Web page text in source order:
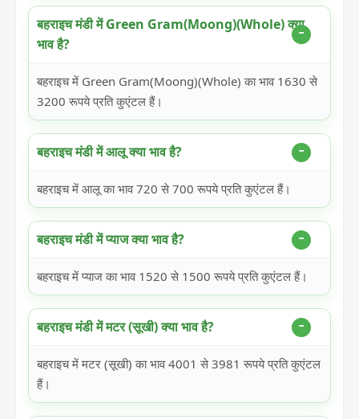
बहराइच मंडी में Green Gram(Moong)(Whole) क्या
भाव है?
बहराइच में Green Gram(Moong)(Whole) का भाव 1630 से
3200 रूपये प्रति कुएंटल हैं।
बहराइच मंडी में आलू क्या भाव है?
बहराइच में आलू का भाव 720 से 700 रूपये प्रति कुएंटल हैं।
बहराइच मंडी में प्याज क्या भाव है?
बहराइच में प्याज का भाव 1520 से 1500 रूपये प्रति कुएंटल हैं।
बहराइच मंडी में मटर (सूखी) क्या भाव है?
बहराइच में मटर (सूखी) का भाव 4001 से 3981 रूपये प्रति कुएंटल
हैं।